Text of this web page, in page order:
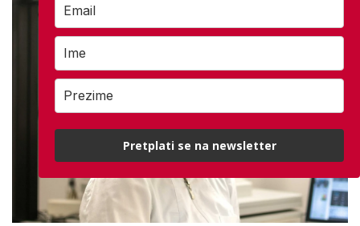
Pretplati se na newsletter